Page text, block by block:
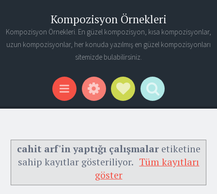
Kompozisyon Örnekleri
Kompozisyon Örnekleri. En güzel kompozisyon, kısa kompozisyonlar,
uzun kompozisyonlar, her konuda yazılmış en güzel kompozisyonları
sitemizde bulabilirsiniz.
Menu WidgetsSocial Links
Search
cahit arf'in yaptığı çalışmalaretiketine
sahip kayıtlar gösteriliyor. Tüm kayıtları
göster